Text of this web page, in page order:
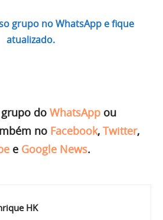
grupo no WhatsApp e fique
atualizado.
do WhatsApp ou
no Facebook, Twitter,
e Google News.
HK